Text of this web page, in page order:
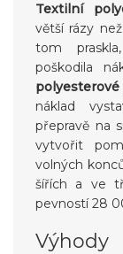
Textilní
větší rázy
tom
poškodila
polyesterové
náklad
přepravě na
vytvořit
volných
šířích a ve
pevností 28